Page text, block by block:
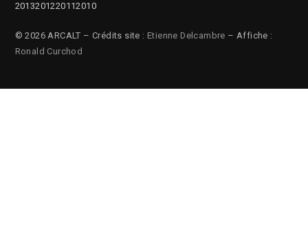
2013201220112010
© 2026 ARCALT – Crédits site : Etienne Delcambre – Affiche :
Ronald Curchod